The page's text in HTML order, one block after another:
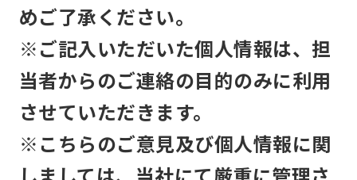
めご了承ください。
※ご記入いただいた個人情報は、担
当者からのご連絡の目的のみに利用
させていただきます。
※こちらのご意見及び個人情報に関